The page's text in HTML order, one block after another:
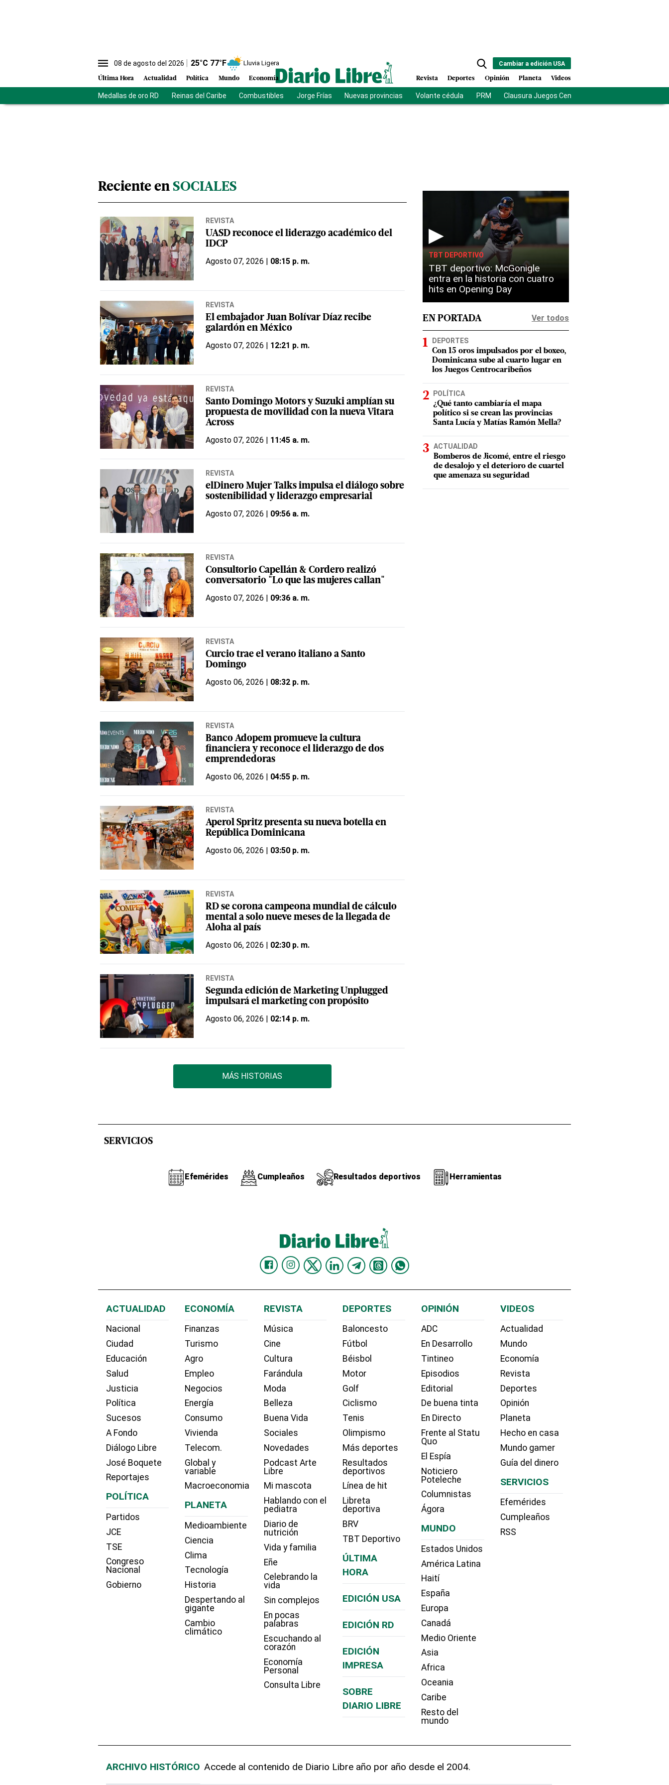
08 de agosto del 2026 25°C 77°F Lluvia Ligera
Última Hora Actualidad Política Mundo Economía
Cambiar a edición USA
Revista Deportes Opinión Planeta Videos
Medallas de oro RD Reinas del Caribe Combustibles Jorge Frías Nuevas provincias Volante cédula PRM Clausura Juegos Centroamericanos
Reciente en SOCIALES
REVISTA
UASD reconoce el liderazgo académico del
IDCP
Agosto 07, 2026 | 08:15 p. m.
REVISTA
El embajador Juan Bolívar Díaz recibe
galardón en México
Agosto 07, 2026 | 12:21 p. m.
REVISTA
Santo Domingo Motors y Suzuki amplían su
propuesta de movilidad con la nueva Vitara
Across
Agosto 07, 2026 | 11:45 a. m.
REVISTA
elDinero Mujer Talks impulsa el diálogo sobre
sostenibilidad y liderazgo empresarial
Agosto 07, 2026 | 09:56 a. m.
REVISTA
Consultorio Capellán & Cordero realizó
conversatorio "Lo que las mujeres callan"
Agosto 07, 2026 | 09:36 a. m.
REVISTA
Curcio trae el verano italiano a Santo
Domingo
Agosto 06, 2026 | 08:32 p. m.
REVISTA
Banco Adopem promueve la cultura
financiera y reconoce el liderazgo de dos
emprendedoras
Agosto 06, 2026 | 04:55 p. m.
REVISTA
Aperol Spritz presenta su nueva botella en
República Dominicana
Agosto 06, 2026 | 03:50 p. m.
REVISTA
RD se corona campeona mundial de cálculo
mental a solo nueve meses de la llegada de
Aloha al país
Agosto 06, 2026 | 02:30 p. m.
REVISTA
Segunda edición de Marketing Unplugged
impulsará el marketing con propósito
Agosto 06, 2026 | 02:14 p. m.
MÁS HISTORIAS
▶
TBT DEPORTIVO
TBT deportivo: McGonigle
entra en la historia con cuatro
hits en Opening Day
EN PORTADA Ver todos
DEPORTES
Con 15 oros impulsados por el boxeo,
Dominicana sube al cuarto lugar en
los Juegos Centrocaribeños
POLÍTICA
¿Qué tanto cambiaría el mapa
político si se crean las provincias
Santa Lucía y Matías Ramón Mella?
ACTUALIDAD
Bomberos de Jicomé, entre el riesgo
de desalojo y el deterioro de cuartel
que amenaza su seguridad
SERVICIOS
Efemérides Cumpleaños Resultados deportivos Herramientas
ACTUALIDAD
Nacional
Ciudad
Educación
Salud
Justicia
Política
Sucesos
A Fondo
Diálogo Libre
José Boquete
Reportajes
POLÍTICA
Partidos
JCE
TSE
Congreso
Nacional
Gobierno
ECONOMÍA
Finanzas
Turismo
Agro
Empleo
Negocios
Energía
Consumo
Vivienda
Telecom.
Global y
variable
Macroeconomia
PLANETA
Medioambiente
Ciencia
Clima
Tecnología
Historia
Despertando al
gigante
Cambio
climático
REVISTA
Música
Cine
Cultura
Farándula
Moda
Belleza
Buena Vida
Sociales
Novedades
Podcast Arte
Libre
Mi mascota
Hablando con el
pediatra
Diario de
nutrición
Vida y familia
Eñe
Celebrando la
vida
Sin complejos
En pocas
palabras
Escuchando al
corazón
Economía
Personal
Consulta Libre
DEPORTES
Baloncesto
Fútbol
Béisbol
Motor
Golf
Ciclismo
Tenis
Olimpismo
Más deportes
Resultados
deportivos
Línea de hit
Libreta
deportiva
BRV
TBT Deportivo
ÚLTIMA
HORA
EDICIÓN USA
EDICIÓN RD
EDICIÓN
IMPRESA
SOBRE
DIARIO LIBRE
OPINIÓN
ADC
En Desarrollo
Tintineo
Episodios
Editorial
De buena tinta
En Directo
Frente al Statu
Quo
El Espía
Noticiero
Poteleche
Columnistas
Ágora
MUNDO
Estados Unidos
América Latina
Haití
España
Europa
Canadá
Medio Oriente
Asia
Africa
Oceania
Caribe
Resto del
mundo
VIDEOS
Actualidad
Mundo
Economía
Revista
Deportes
Opinión
Planeta
Hecho en casa
Mundo gamer
Guía del dinero
SERVICIOS
Efemérides
Cumpleaños
RSS
ARCHIVO HISTÓRICO Accede al contenido de Diario Libre año por año desde el 2004.